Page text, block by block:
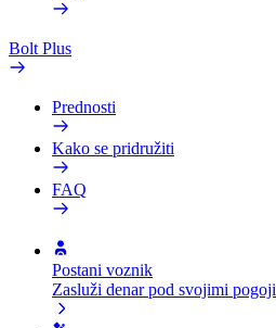
Bolt Plus
Prednosti
Kako se pridružiti
FAQ
Postani voznik
Zasluži denar pod svojimi pogoji